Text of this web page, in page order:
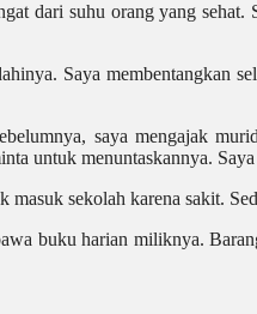
dari suhu orang yang
Saya membentangkan
saya mengajak
untuk menuntaskannya.
sekolah karena sakit.
buku harian miliknya.